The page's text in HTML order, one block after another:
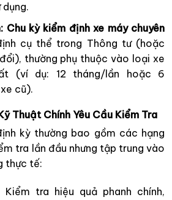
Chu kỳ kiểm định xe máy chuyên
cụ thể trong Thông tư (hoặc
thường phụ thuộc vào loại xe
(ví dụ: 12 tháng/lần hoặc 6
cũ).
Thuật Chính Yêu Cầu Kiểm Tra
kỳ thường bao gồm các hạng
tra lần đầu nhưng tập trung vào
thực tế:
Kiểm tra hiệu quả phanh chính,